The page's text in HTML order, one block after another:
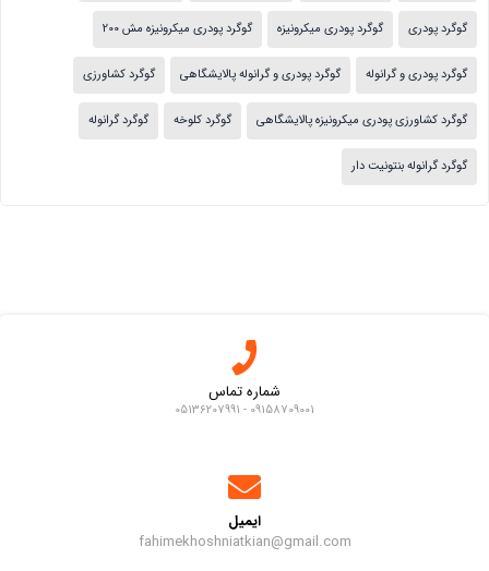
گوگرد پودری گوگرد پودری میکرونیزه گوگرد پودری میکرونیزه مش 200
گوگرد پودری و گرانوله گوگرد پودری و گرانوله پالایشگاهی گوگرد کشاورزی
گوگرد کشاورزی پودری میکرونیزه پالایشگاهی گوگرد کلوخه گوگرد گرانوله
گوگرد گرانوله بنتونیت دار
شماره تماس
09158709001 - 05136207991
ایمیل
fahimekhoshniatkian@gmail.com